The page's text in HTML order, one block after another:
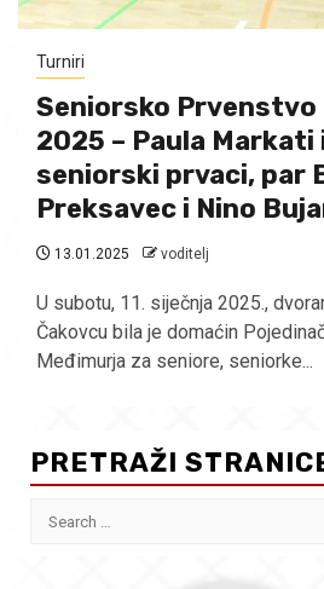
Turniri
Seniorsko Prvenstvo
2025 – Paula Markati
seniorski prvaci, par
Preksavec i Nino
13.01.2025 voditelj
U subotu, 11. siječnja 2025.,
Čakovcu bila je domaćin
Međimurja za seniore, seniorke...
PRETRAŽI
Search